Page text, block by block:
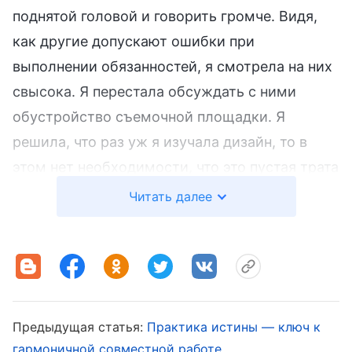
поднятой головой и говорить громче. Видя,
как другие допускают ошибки при
выполнении обязанностей, я смотрела на них
свысока. Я перестала обсуждать с ними
обустройство съемочной площадки. Я
решила, что раз уж я изучала дизайн, то в
этом нет необходимости, что это пустая трата
времени, так как они все равно согласятся с
режиссером.
руководителя группы, я стала еще более
Читать далее
Предыдущая статья: Практика истины — ключ к
гармоничной совместной работе